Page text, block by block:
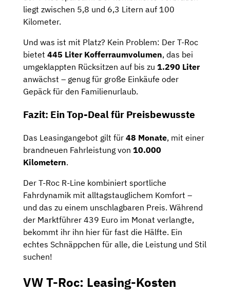
liegt zwischen 5,8 und 6,3 Litern auf 100
Kilometer.
Und was ist mit Platz? Kein Problem: Der T-Roc
bietet 445 Liter Kofferraumvolumen, das bei
umgeklappten Rücksitzen auf bis zu 1.290 Liter
anwächst – genug für große Einkäufe oder
Gepäck für den Familienurlaub.
Fazit: Ein Top-Deal für Preisbewusste
Das Leasingangebot gilt für 48 Monate, mit einer
brandneuen Fahrleistung von 10.000
Kilometern.
Der T-Roc R-Line kombiniert sportliche
Fahrdynamik mit alltagstauglichem Komfort –
und das zu einem unschlagbaren Preis. Während
der Marktführer 439 Euro im Monat verlangte,
bekommt ihr ihn hier für fast die Hälfte. Ein
echtes Schnäppchen für alle, die Leistung und Stil
suchen!
VW T-Roc: Leasing-Kosten